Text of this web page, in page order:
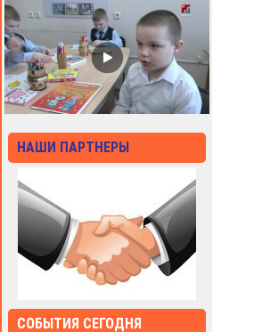
НАШИ ПАРТНЕРЫ
СОБЫТИЯ СЕГОДНЯ